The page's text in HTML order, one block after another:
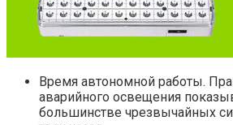
Время автономной работы.
аварийного освещения
большинстве чрезвычайных